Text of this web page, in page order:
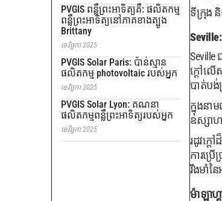
PVGIS ពន្លឺព្រះអាទិត្យគឺ: ផលិតកម្ម
ពន្លឺព្រះអាទិត្យនៅភាគខាងត្បូង
Brittany
ខេវិច្ចកា 2025
PVGIS Solar Paris: ប៉ាន់ស្មាន
ផលិតកម្ម photovoltaic របស់អ្នក
ខេវិច្ចកា 2025
PVGIS Solar Lyon: គណនា
ផលិតកម្មពន្លឺព្រះអាទិត្យរបស់អ្នក
ខេវិច្ចកា 2025
ទីក្រុង
Seville
ក្តៅលើ
បាត់ប
ក្នុងនា
ឧស្សាហ
រដូវក្ត
ការប្រ
រឹងមាំន
ម៉ាឡាហ្